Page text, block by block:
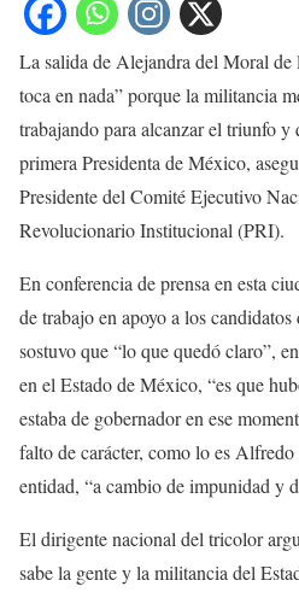
La salida de Alejandra del Moral
toca en nada” porque la militancia
trabajando para alcanzar el triunfo
primera Presidenta de México,
Presidente del Comité Ejecutivo
Revolucionario Institucional (PRI).
En conferencia de prensa en esta
de trabajo en apoyo a los
sostuvo que “lo que quedó claro”,
en el Estado de México, “es que
estaba de gobernador en ese
falto de carácter, como lo es
entidad, “a cambio de impunidad y
El dirigente nacional del tricolor
sabe la gente y la militancia del